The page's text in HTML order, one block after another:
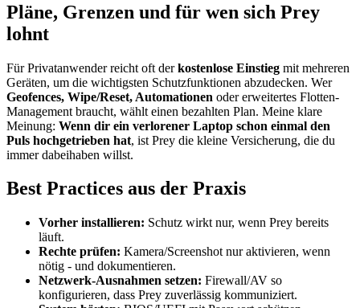
Pläne, Grenzen und für wen sich Prey
lohnt
Für Privatanwender reicht oft derkostenlose Einstieg mit mehreren
Geräten, um die wichtigsten Schutzfunktionen abzudecken. Wer
Geofences, Wipe/Reset, Automationen oder erweitertes Flotten-
Management braucht, wählt einen bezahlten Plan. Meine klare
Meinung: Wenn dir ein verlorener Laptop schon einmal den
Puls hochgetrieben hat, ist Prey die kleine Versicherung, die du
immer dabeihaben willst.
Best Practices aus der Praxis
Vorher installieren: Schutz wirkt nur, wenn Prey bereits
läuft.
Rechte prüfen: Kamera/Screenshot nur aktivieren, wenn
nötig - und dokumentieren.
Netzwerk-Ausnahmen setzen: Firewall/AV so
konfigurieren, dass Prey zuverlässig kommuniziert.